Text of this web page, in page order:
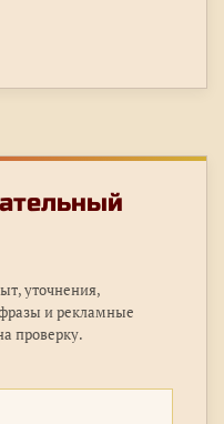
уточнения,
и рекламные
проверку.